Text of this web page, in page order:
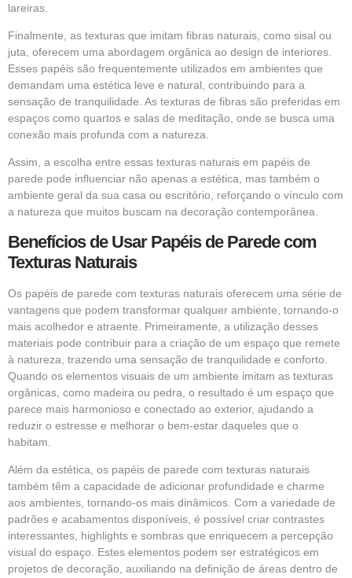
lareiras.
Finalmente, as texturas que imitam fibras naturais, como sisal ou
juta, oferecem uma abordagem orgânica ao design de interiores.
Esses papéis são frequentemente utilizados em ambientes que
demandam uma estética leve e natural, contribuindo para a
sensação de tranquilidade. As texturas de fibras são preferidas em
espaços como quartos e salas de meditação, onde se busca uma
conexão mais profunda com a natureza.
Assim, a escolha entre essas texturas naturais em papéis de
parede pode influenciar não apenas a estética, mas também o
ambiente geral da sua casa ou escritório, reforçando o vínculo com
a natureza que muitos buscam na decoração contemporânea.
Benefícios de Usar Papéis de Parede com
Texturas Naturais
Os papéis de parede com texturas naturais oferecem uma série de
vantagens que podem transformar qualquer ambiente, tornando-o
mais acolhedor e atraente. Primeiramente, a utilização desses
materiais pode contribuir para a criação de um espaço que remete
à natureza, trazendo uma sensação de tranquilidade e conforto.
Quando os elementos visuais de um ambiente imitam as texturas
orgânicas, como madeira ou pedra, o resultado é um espaço que
parece mais harmonioso e conectado ao exterior, ajudando a
reduzir o estresse e melhorar o bem-estar daqueles que o
habitam.
Além da estética, os papéis de parede com texturas naturais
também têm a capacidade de adicionar profundidade e charme
aos ambientes, tornando-os mais dinâmicos. Com a variedade de
padrões e acabamentos disponíveis, é possível criar contrastes
interessantes, highlights e sombras que enriquecem a percepção
visual do espaço. Estes elementos podem ser estratégicos em
projetos de decoração, auxiliando na definição de áreas dentro de